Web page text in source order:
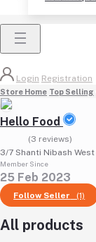
Login Registration
Store Home Top Selling
Hello Food
(3 reviews)
3/7 Shanti Nibash
Member Since
25 Feb 2023
Follow Seller (1)
All products